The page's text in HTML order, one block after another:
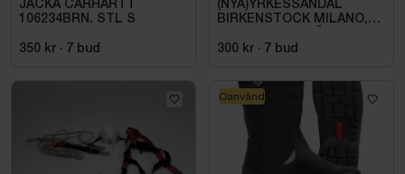
JACKA CARHARTT
106234BRN. STL S
350 kr · 7 bud
(NYA)YRKESSANDAL
BIRKENSTOCK MILANO,
SVART. STL 42
300 kr · 7 bud
Oanvänd